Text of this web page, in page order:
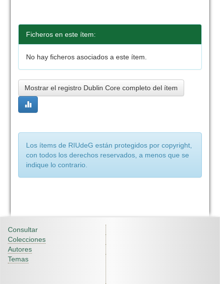
Ficheros en este ítem:
No hay ficheros asociados a este ítem.
Mostrar el registro Dublin Core completo del ítem
Los ítems de RIUdeG están protegidos por copyright,
con todos los derechos reservados, a menos que se
indique lo contrario.
Consultar
Colecciones
Autores
Temas